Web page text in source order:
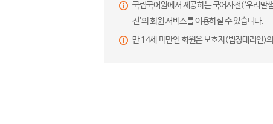
국립국어원에서 제공하는 국어사전(‘우리말
전’의 회원 서비스를 이용하실 수 있습니다.
만 14세 미만인 회원은 보호자(법정대리인)